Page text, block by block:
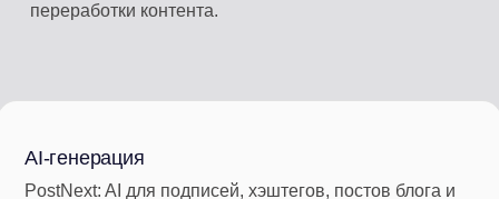
переработки контента.
AI-генерация
PostNext: AI для подписей, хэштегов, постов блога и